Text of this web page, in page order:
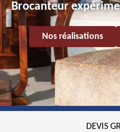
Brocanteur
Nos réalisations
DEVIS